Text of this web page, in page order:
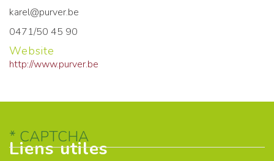
karel@purver.be
0471/50 45 90
Website
http://www.purver.be
Liens utiles
CAPTCHA